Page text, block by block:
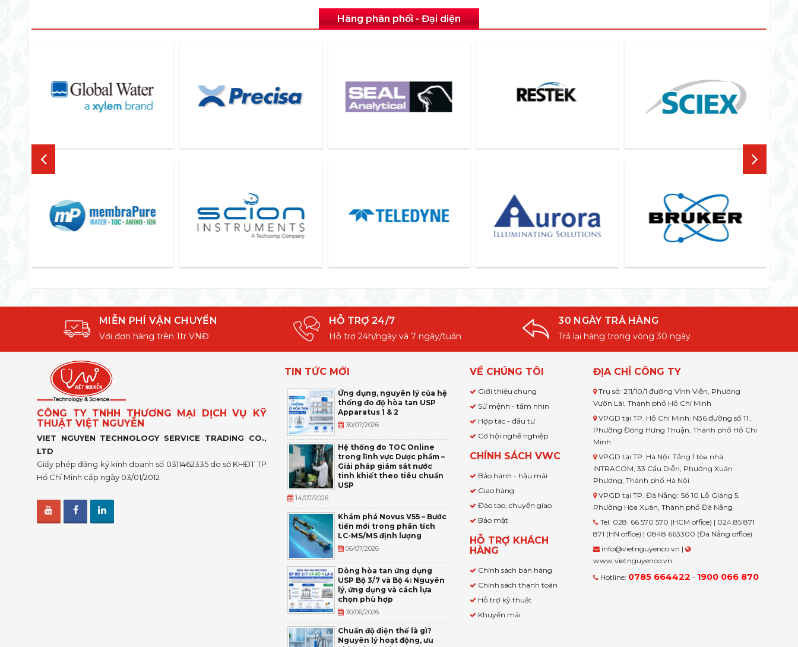
Hãng phân phối - Đại diện
MIỄN PHÍ VẬN CHUYỂN
Với đơn hàng trên 1tr VNĐ
HỖ TRỢ 24/7
Hỗ trợ 24h/ngày và 7 ngày/tuần
30 NGÀY TRẢ HÀNG
Trả lại hàng trong vòng 30 ngày
CÔNG TY TNHH THƯƠNG MẠI DỊCH VỤ KỸ
THUẬT VIỆT NGUYỄN
VIET NGUYEN TECHNOLOGY SERVICE TRADING CO.,
LTD
Giấy phép đăng ký kinh doanh số 0311462335 do sở KHĐT TP
Hồ Chí Minh cấp ngày 03/01/2012
TIN TỨC MỚI
Ứng dụng, nguyên lý của hệ
thống đo độ hòa tan USP
Apparatus 1 & 2
30/07/2026
Hệ thống đo TOC Online
trong lĩnh vực Dược phẩm –
Giải pháp giám sát nước
tinh khiết theo tiêu chuẩn
USP
14/07/2026
Khám phá Novus V55 – Bước
tiến mới trong phân tích
LC-MS/MS định lượng
06/07/2026
Dòng hòa tan ứng dụng
USP Bộ 3/7 và Bộ 4: Nguyên
lý, ứng dụng và cách lựa
chọn phù hợp
30/06/2026
Chuẩn độ điện thế là gì?
Nguyên lý hoạt động, ưu
VỀ CHÚNG TÔI
Giới thiệu chung
Sứ mệnh - tầm nhìn
Hợp tác - đầu tư
Cơ hội nghề nghiệp
CHÍNH SÁCH VWC
Bảo hành - hậu mãi
Giao hàng
Đào tạo, chuyển giao
Bảo mật
HỖ TRỢ KHÁCH
HÀNG
Chính sách bán hàng
Chính sách thanh toán
Hỗ trợ kỹ thuật
Khuyến mãi
ĐỊA CHỈ CÔNG TY
Trụ sở: 211/10/1 đường Vĩnh Viễn, Phường
Vườn Lài, Thành phố Hồ Chí Minh
VPGD tại TP. Hồ Chí Minh: N36 đường số 11 ,
Phường Đông Hưng Thuận, Thành phố Hồ Chí
Minh
VPGD tại TP. Hà Nội: Tầng 1 tòa nhà
INTRACOM, 33 Cầu Diễn, Phường Xuân
Phương, Thành phố Hà Nội
VPGD tại TP. Đà Nẵng: Số 10 Lỗ Giáng 5,
Phường Hòa Xuân, Thành phố Đà Nẵng
Tel: 028. 66 570 570 (HCM office) | 024.85 871
871 (HN office) | 0848 663300 (Đà Nẵng office)
info@vietnguyenco.vn |
www.vietnguyenco.vn
Hotline: 0785 664422 - 1900 066 870